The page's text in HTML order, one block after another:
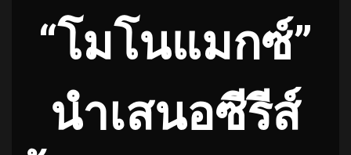
“โมโนแมกซ์”
นำเสนอซีรีส์